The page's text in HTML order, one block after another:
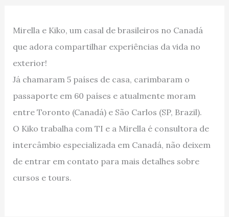
Mirella e Kiko, um casal de brasileiros no Canadá
que adora compartilhar experiências da vida no
exterior!
Já chamaram 5 países de casa, carimbaram o
passaporte em 60 países e atualmente moram
entre Toronto (Canadá) e São Carlos (SP, Brazil).
O Kiko trabalha com TI e a Mirella é consultora de
intercâmbio especializada em Canadá, não deixem
de entrar em contato para mais detalhes sobre
cursos e tours.